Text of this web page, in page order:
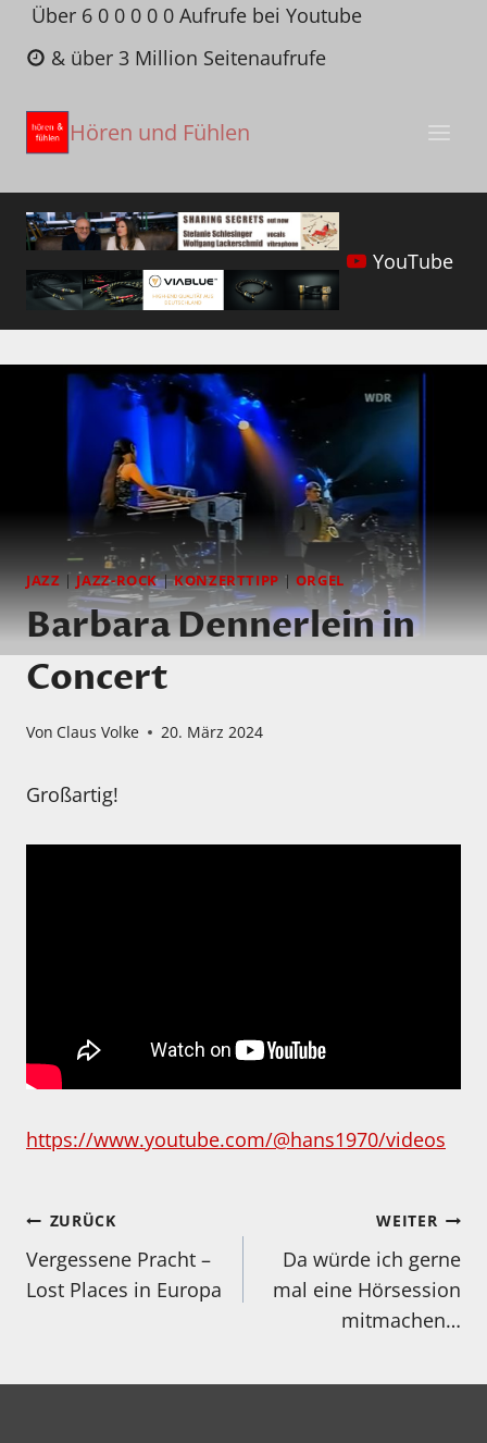
Zum
Inhalt
springen
Über 6 0 0 0 0 0 Aufrufe bei Youtube
& über 3 Million Seitenaufrufe
Hören und Fühlen
YouTube
JAZZ | JAZZ-ROCK|KONZERTTIPP | ORGEL
Barbara Dennerlein in
Concert
Von Claus Volke 20. März 2024
Großartig!
https://www.youtube.com/@hans1970/videos
Beitragsnavigation
ZURÜCK
Vergessene Pracht –
Lost Places in Europa
WEITER
Da würde ich gerne
mal eine Hörsession
mitmachen…